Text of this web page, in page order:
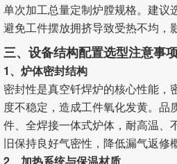
单次加工总量定制炉膛规格。建议
避免工件摆放拥挤导致受热不均，
三、设备结构配置选型注意事
1、炉体密封结构
密封性是真空钎焊炉的核心性能，
度不稳定，造成工件氧化发黄。品
件、全焊接一体式炉体，耐高温、
旧保持良好气密性，降低漏气返修